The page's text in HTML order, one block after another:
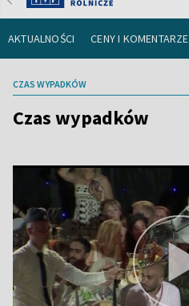
AKTUALNOŚCI CENY I KOMENTARZE
CZAS WYPADKÓW
Czas wypadków